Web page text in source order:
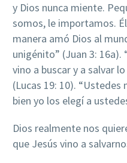
y Dios nunca miente.
somos, le importamos.
manera amó Dios al
unigénito” (Juan 3:
vino a buscar y a salvar
(Lucas 19: 10).
bien yo los elegí a
Dios realmente nos
que Jesús vino a